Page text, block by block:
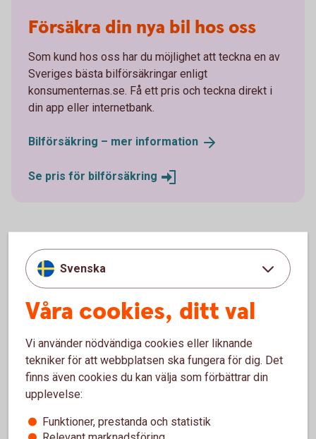
Försäkra din nya bil hos oss
Som kund hos oss har du möjlighet att teckna en av
Sveriges bästa bilförsäkringar enligt
konsumenternas.se. Få ett pris och teckna direkt i
din app eller internetbank.
Bilförsäkring – mer information
Se pris för bilförsäkring
Ska du köpa bil av en
privatperson?
omfattas inte av kampanjrabatten.
Privatlån
Svenska
Våra cookies, ditt val
Vi använder nödvändiga cookies eller liknande
tekniker för att webbplatsen ska fungera för dig. Det
finns även cookies du kan välja som förbättrar din
upplevelse:
Funktioner, prestanda och statistik